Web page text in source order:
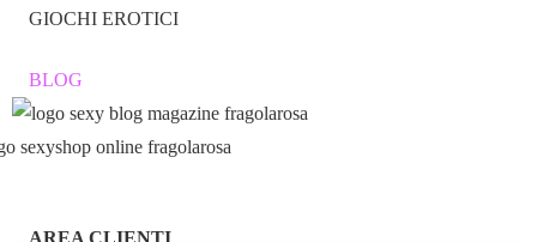
Ricarica
Rabbit Rotante?
GIOCHI EROTICI
BLOG
AREA CLIENTI